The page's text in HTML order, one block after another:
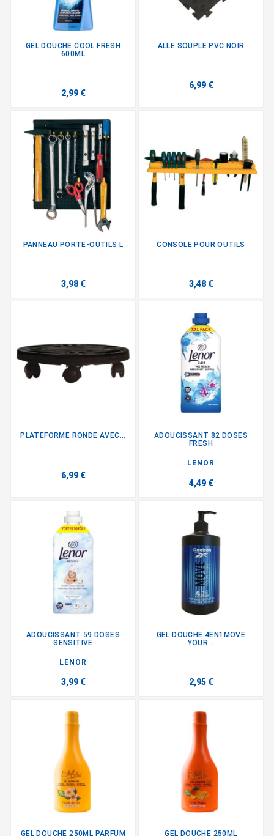
GEL DOUCHE COOL FRESH
600ML
2,99 €
ALLE SOUPLE PVC NOIR
6,99 €
PANNEAU PORTE-OUTILS L
3,98 €
CONSOLE POUR OUTILS
3,48 €
PLATEFORME RONDE AVEC...
6,99 €
ADOUCISSANT 82 DOSES
FRESH
LENOR
4,49 €
ADOUCISSANT 59 DOSES
SENSITIVE
LENOR
3,99 €
GEL DOUCHE 4EN1MOVE
YOUR...
2,95 €
GEL DOUCHE 250ML PARFUM
GEL DOUCHE 250ML